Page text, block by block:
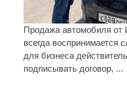
Продажа автомобиля
всегда воспринимается
для бизнеса
подписывать договор, ...